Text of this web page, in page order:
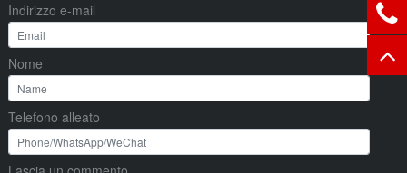
Indirizzo e-mail
Nome
Telefono alleato